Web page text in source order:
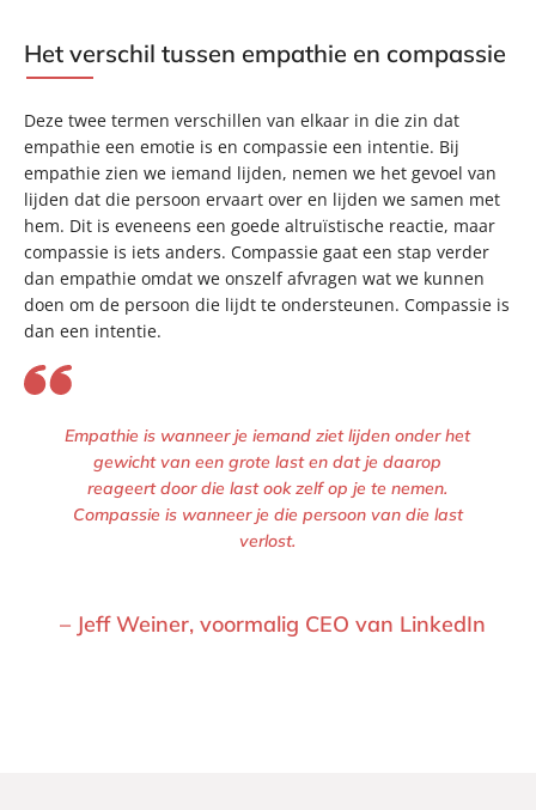
Het verschil tussen empathie en compassie
Deze twee termen verschillen van elkaar in die zin dat
empathie een emotie is en compassie een intentie. Bij
empathie zien we iemand lijden, nemen we het gevoel van
lijden dat die persoon ervaart over en lijden we samen met
hem. Dit is eveneens een goede altruïstische reactie, maar
compassie is iets anders. Compassie gaat een stap verder
dan empathie omdat we onszelf afvragen wat we kunnen
doen om de persoon die lijdt te ondersteunen. Compassie is
dan een intentie.
Empathie is wanneer je iemand ziet lijden onder het
gewicht van een grote last en dat je daarop
reageert door die last ook zelf op je te nemen.
Compassie is wanneer je die persoon van die last
verlost.
– Jeff Weiner, voormalig CEO van LinkedIn